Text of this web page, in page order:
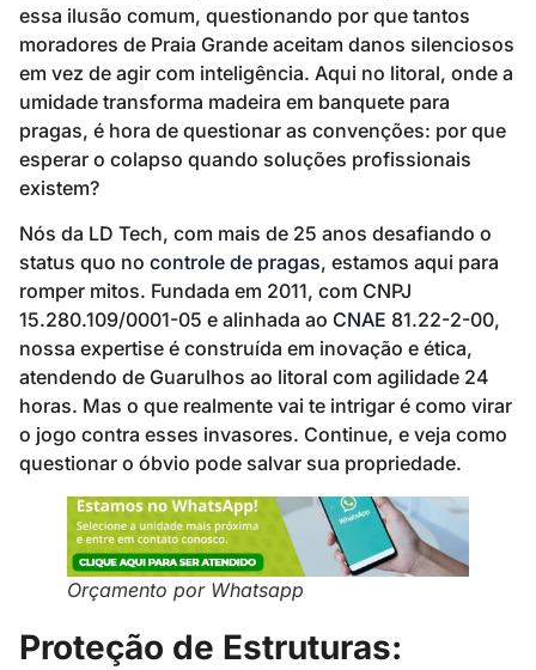
essa ilusão comum, questionando por que tantos
moradores de Praia Grande aceitam danos silenciosos
em vez de agir com inteligência. Aqui no litoral, onde a
umidade transforma madeira em banquete para
pragas, é hora de questionar as convenções: por que
esperar o colapso quando soluções profissionais
existem?
Nós da LD Tech, com mais de 25 anos desafiando o
status quo no controle de pragas, estamos aqui para
romper mitos. Fundada em 2011, com CNPJ
15.280.109/0001-05 e alinhada ao CNAE 81.22-2-00,
nossa expertise é construída em inovação e ética,
atendendo de Guarulhos ao litoral com agilidade 24
horas. Mas o que realmente vai te intrigar é como virar
o jogo contra esses invasores. Continue, e veja como
questionar o óbvio pode salvar sua propriedade.
Orçamento por Whatsapp
Proteção de Estruturas: